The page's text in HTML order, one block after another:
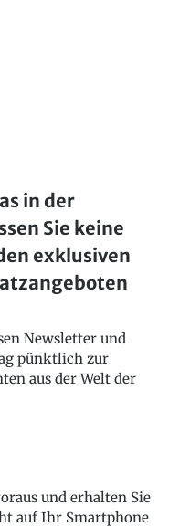
in der
Sie keine
exklusiven
Newsletter und
pünktlich zur
aus der Welt der
und erhalten Sie
auf Ihr Smartphone